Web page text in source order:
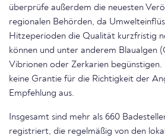
überprüfe außerdem die neuesten
regionalen Behörden, da
Hitzeperioden die Qualität kurzfristig
können und unter anderem Blaualgen
Vibrionen oder Zerkarien begünstigen.
keine Grantie für die Richtigkeit der
Empfehlung aus.
Insgesamt sind mehr als 660
registriert, die regelmäßig von den